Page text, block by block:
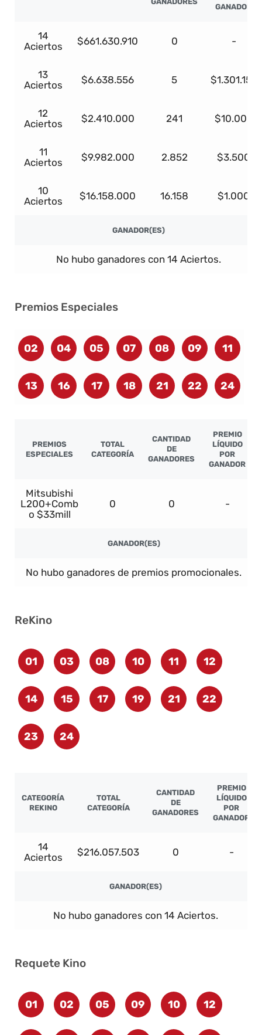
GANADOR
14
Aciertos
$661.630.910 0 -
13
Aciertos
$6.638.556 5 $1.301.157
12
Aciertos
$2.410.000 241 $10.000
11
Aciertos
$9.982.000 2.852 $3.500
10
Aciertos
$16.158.000 16.158 $1.000
GANADOR(ES)
No hubo ganadores con 14 Aciertos.
Premios Especiales
02 04 05 07 08 09 11
13 16 17 18 21 22 24
PREMIOS
ESPECIALES
TOTAL
CATEGORÍA
CANTIDAD
DE
GANADORES
PREMIO
LÍQUIDO
POR
GANADOR
Mitsubishi
L200+Comb
o $33mill
0 0 -
GANADOR(ES)
No hubo ganadores de premios promocionales.
ReKino
01 03 08 10 11 12
14 15 17 19 21 22
23 24
CATEGORÍA
REKINO
TOTAL
CATEGORÍA
CANTIDAD
DE
GANADORES
PREMIO
LÍQUIDO
POR
GANADOR
14
Aciertos
$216.057.503 0 -
GANADOR(ES)
No hubo ganadores con 14 Aciertos.
Requete Kino
01 02 05 09 10 12